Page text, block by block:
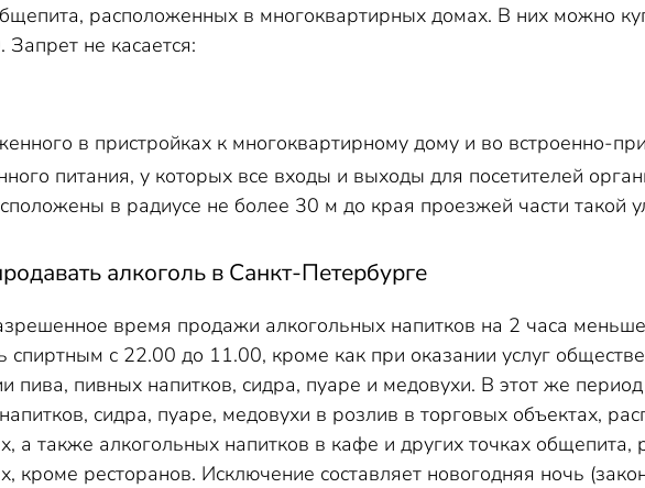
расположенных в многоквартирных домах. В них можно
не касается:
в пристройках к многоквартирному дому и во встроенно-
питания, у которых все входы и выходы для посетителей
в радиусе не более 30 м до края проезжей части такой
алкоголь в Санкт-Петербурге
время продажи алкогольных напитков на 2 часа
спиртным с 22.00 до 11.00, кроме как при оказании услуг
пива, пивных напитков, сидра, пуаре и медовухи. В этот же
сидра, пуаре, медовухи в розлив в торговых объектах,
а также алкогольных напитков в кафе и других точках общепита,
кроме ресторанов. Исключение составляет новогодняя ночь